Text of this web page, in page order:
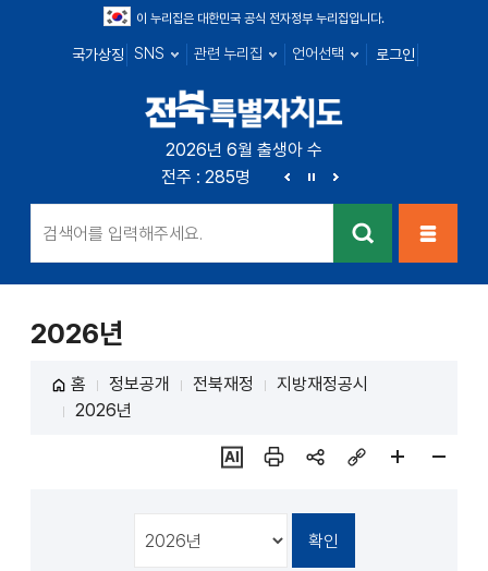
전북특별자치
도
2026년 6월 출생아 수
전주 : 285명 군산 : 104명
이 누리집은 대한민국 공식 전자정부 누리집입니다.
국가상징 SNS 관련 누리집 언어선택 로그인
2026년
홈 정보공개 전북재정
지방재정공시
2026년